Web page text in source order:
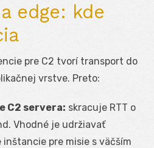
edge: kde
pre C2 tvorí transport do
vrstve. Preto:
C2 servera: skracuje RTT o
Vhodné je udržiavať
pre misie s väčším